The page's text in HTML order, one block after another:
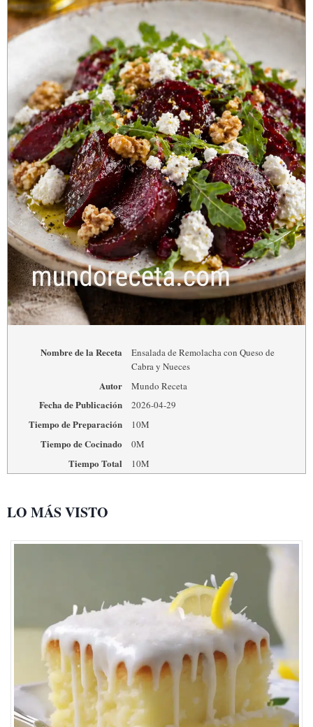
Nombre de la Receta
Ensalada de Remolacha con Queso de
Cabra y Nueces
Autor Mundo Receta
Fecha de Publicación 2026-04-29
Tiempo de Preparación 10M
Tiempo de Cocinado 0M
Tiempo Total 10M
LO MÁS VISTO